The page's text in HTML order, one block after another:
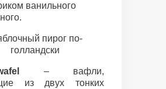
ванильного
– вафли,
из двух тонких